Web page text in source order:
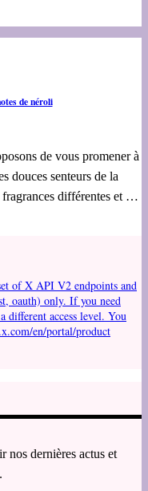
de néroli
de vous promener à
douces senteurs de la
différentes et …
of X API V2 endpoints and
oauth) only. If you need
different access level. You
en/portal/product
nos dernières actus et